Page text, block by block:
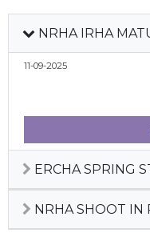
NRHA IRHA
11-09-2025
ERCHA SPRING
NRHA SHOOT IN